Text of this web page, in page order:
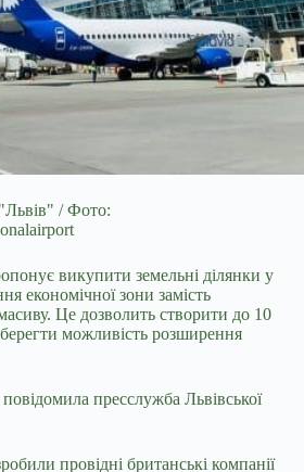
/ Фото:
викупити земельні ділянки у
економічної зони замість
Це дозволить створити до 10
можливість розширення
пресслужба Львівської
провідні британські компанії